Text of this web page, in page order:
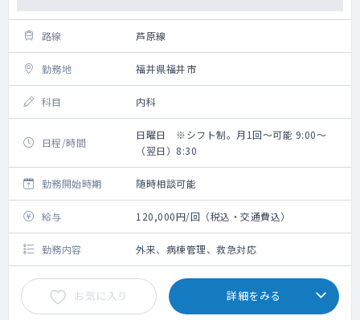
路線 芦原線
勤務地 福井県福井市
科目 内科
日程/時間
日曜日 ※シフト制。月1回～可能 9:00～
（翌日）8:30
勤務開始時期 随時相談可能
給与 120,000円/回（税込・交通費込）
勤務内容 外来、病棟管理、救急対応
お気に入り 詳細をみる